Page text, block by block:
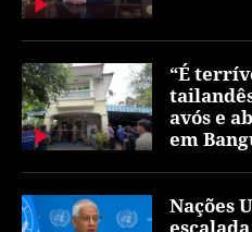
“É
avós e
em
Nações